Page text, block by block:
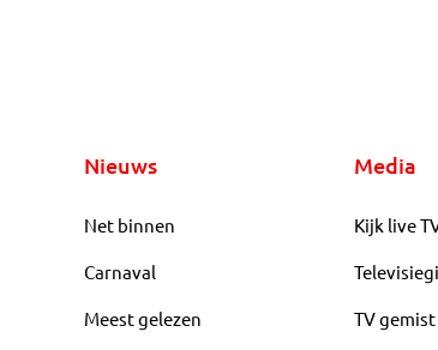
Nieuws
Net binnen
Carnaval
Meest gelezen
Media
Kijk live
TV gemist